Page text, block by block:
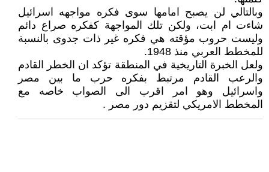
وبالتالي لن يصبح امامها سوى فكره مواجهه اسرائيل
شاءت ام ابت، ولكن تلك المواجهة كفكره صراع دائم
وليست حروب مؤقته هي فكره غير ذات جدوى بالنسبة
للمخطط العربي منذ 1948.
ولعل الخبرة التاريخية في المنطقة تؤكد ان الخطر القادم
والرعب القادم مرتبط بفكره حرب ما بين مصر
واسرائيل وهو امر اقرب الى الصواب خاصه مع
المخطط الامريكي لتقزيم دور مصر .